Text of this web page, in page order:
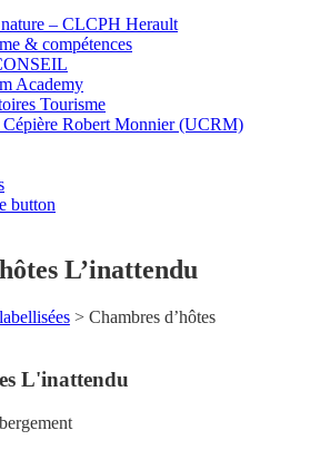
– CLCPH Herault
& compétences
Academy
Tourisme
Robert Monnier (UCRM)
button
L’inattendu
> Chambres d’hôtes
L'inattendu